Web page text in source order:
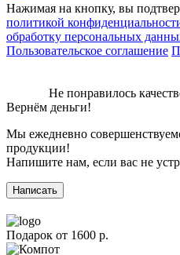
Нажимая на кнопку, вы
политикой
обработку персональных
Пользовательское соглашение
Не понравилось
Вернём деньги!
Мы ежедневно
продукции!
Напишите нам, если вас не
Написать
Подарок от 1600 р.